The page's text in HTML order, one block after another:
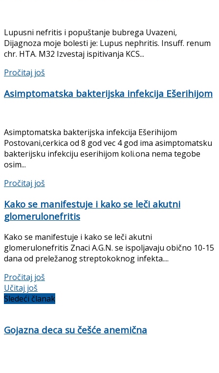
Lupusni nefritis i popuštanje bubrega Uvazeni,
Dijagnoza moje bolesti je: Lupus nephritis. Insuff. renum
chr. HTA. M32 Izvestaj ispitivanja KCS...
Pročitaj još
Asimptomatska bakterijska infekcija Ešerihijom
Asimptomatska bakterijska infekcija Ešerihijom
Postovani,cerkica od 8 god vec 4 god ima asimptomatsku
bakterijsku infekciju eserihijom koli.ona nema tegobe
osim...
Pročitaj još
Kako se manifestuje i kako se leči akutni
glomerulonefritis
Kako se manifestuje i kako se leči akutni
glomerulonefritis Znaci A.G.N. se ispoljavaju obično 10-15
dana od preležanog streptokoknog infekta....
Pročitaj još
Učitaj još
Sledeći članak
Gojazna deca su češće anemična